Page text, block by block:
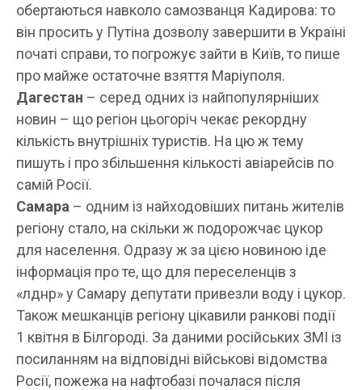
обертаються навколо самозванця Кадирова: то
він просить у Путіна дозволу завершити в Україні
початі справи, то погрожує зайти в Київ, то пише
про майже остаточне взяття Маріуполя.
Дагестан – серед одних із найпопулярніших
новин – що регіон цьогоріч чекає рекордну
кількість внутрішніх туристів. На цю ж тему
пишуть і про збільшення кількості авіарейсів по
самій Росії.
Самара – одним із найходовіших питань жителів
регіону стало, на скільки ж подорожчає цукор
для населення. Одразу ж за цією новиною іде
інформація про те, що для переселенців з
«лднр» у Самару депутати привезли воду і цукор.
Також мешканців регіону цікавили ранкові події
1 квітня в Білгороді. За даними російських ЗМІ із
посиланням на відповідні військові відомства
Росії, пожежа на нафтобазі почалася після